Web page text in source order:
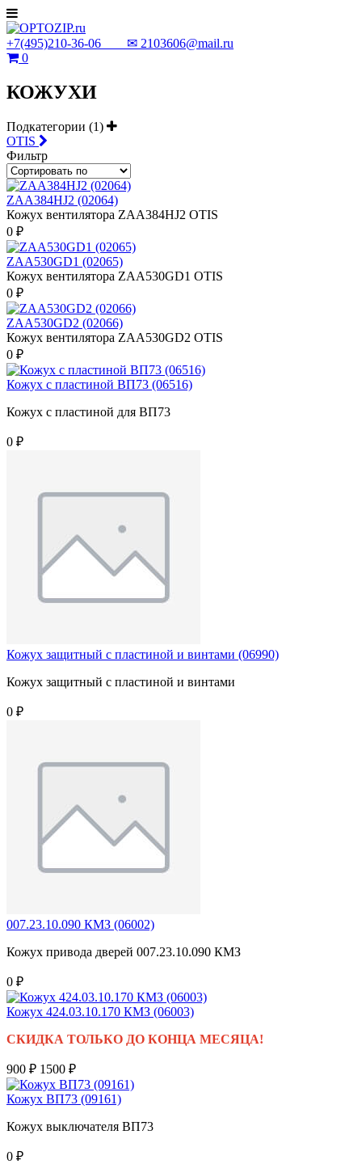
+7(495)210-36-06 ✉ 2103606@mail.ru
0
КОЖУХИ
Подкатегории (1)
OTIS
Фильтр
ZAA384HJ2 (02064)
Кожух вентилятора ZAA384HJ2 OTIS
0 ₽
ZAA530GD1 (02065)
Кожух вентилятора ZAA530GD1 OTIS
0 ₽
ZAA530GD2 (02066)
Кожух вентилятора ZAA530GD2 OTIS
0 ₽
Кожух с пластиной ВП73 (06516)
Кожух с пластиной для ВП73
0 ₽
Кожух защитный с пластиной и винтами (06990)
Кожух защитный с пластиной и винтами
0 ₽
007.23.10.090 КМЗ (06002)
Кожух привода дверей 007.23.10.090 КМЗ
0 ₽
Кожух 424.03.10.170 КМЗ (06003)
СКИДКА ТОЛЬКО ДО КОНЦА МЕСЯЦА!
900 ₽ 1500 ₽
Кожух ВП73 (09161)
Кожух выключателя ВП73
0 ₽